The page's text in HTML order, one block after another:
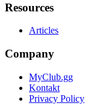
Resources
Articles
Company
MyClub.gg
Kontakt
Privacy Policy